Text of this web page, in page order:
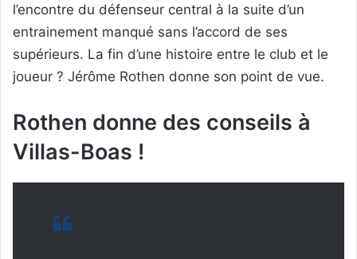
l’encontre du défenseur central à la suite d’un
entrainement manqué sans l’accord de ses
supérieurs. La fin d’une histoire entre le club et le
joueur ? Jérôme Rothen donne son point de vue.
Rothen donne des conseils à
Villas-Boas !